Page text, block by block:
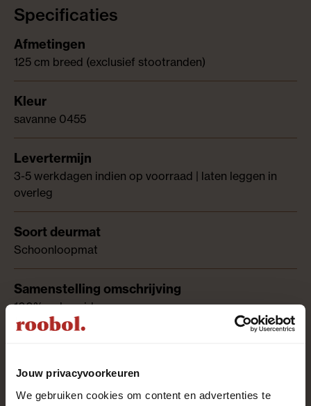
Jouw privacyvoorkeuren
We gebruiken cookies om content en advertenties te
Specificaties
125 cm breed (exclusief stootranden)
savanne 0455
3-5 werkdagen indien op voorraad | laten leggen in
overleg
Schoonloopmat
100% polyamide